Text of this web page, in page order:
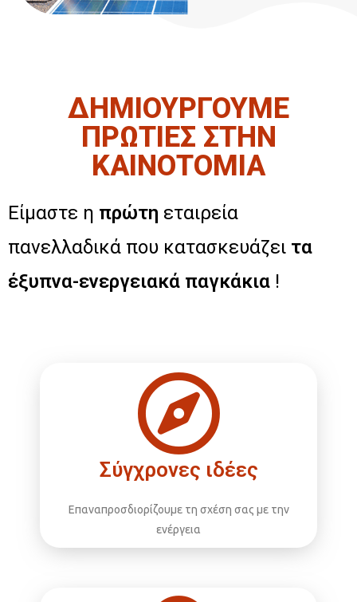
ΔΗΜΙΟΥΡΓΟΥΜΕ
ΠΡΩΤΙΕΣ ΣΤΗΝ
ΚΑΙΝΟΤΟΜΙΑ
Είμαστε η πρώτη εταιρεία
πανελλαδικά που κατασκευάζει τα
έξυπνα-ενεργειακά παγκάκια !
Σύγχρονες ιδέες
Επαναπροσδιορίζουμε τη σχέση σας με την
ενέργεια